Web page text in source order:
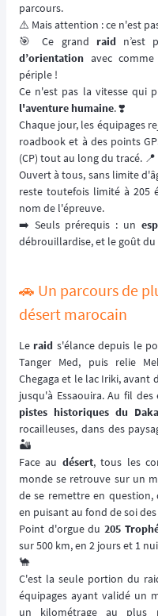
parcours.
⚠️ Mais attention : ce n'est
🎯 Ce grand raid n’est
d’orientation avec
périple !
Ce n'est pas la vitesse qui
l'aventure humaine. ❣️
Chaque jour, les équipages
roadbook et à des points
(CP) tout au long du tracé. 📍
Ouvert à tous, sans limite
reste toutefois limité à 205
nom de l'épreuve.
➡️ Seuls prérequis : un
débrouillardise, et le goût du
🚗 Un parcours de
désert marocain
Le raid s'élance depuis le
Tanger Med, puis relie
Chegaga et le lac Iriki, avant
jusqu'à Essaouira. Au fil
pistes historiques du
rocailleuses, dans des
🏜️
Face au désert, tous les
monde se retrouve sur un
de se remettre en question,
en puisant au fond de soi
Point d'orgue du205
sur 500 km, en 2 jours et 1
🐪
C'est la seule portion du
équipages ayant validé un
un kilométrage au plus